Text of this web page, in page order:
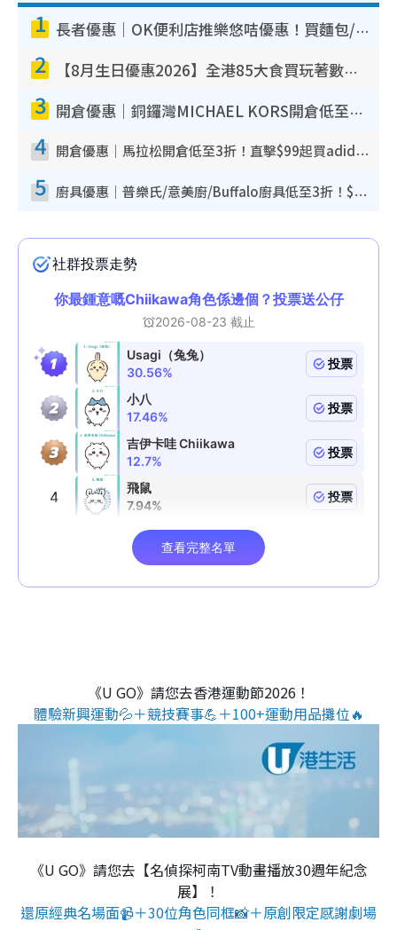
1 長者優惠｜OK便利店推樂悠咭優惠！買麵包/牛奶/保健品拍卡即減
2 【8月生日優惠2026】全港85大食買玩著數攻略 自助餐/火鍋放題同行免費＋誠品/DONKI送現金券
3 開倉優惠｜銅鑼灣MICHAEL KORS開倉低至17折！直擊$500起買手袋/銀包/鞋款 必買經典Jet Set系列
4 開倉優惠｜馬拉松開倉低至3折！直擊$99起買adidas／New Balance／Puma鞋款 STANLEY保溫杯劈價至$119起
5 廚具優惠｜普樂氏/意美廚/Buffalo廚具低至3折！$89起買煎鍋／炒鑊／個人鍋 同場小家電激減至$99起
《U GO》請您去香港運動節2026！
體驗新興運動💦＋競技賽事💪＋100+運動用品攤位🔥
《U GO》請您去【名偵探柯南TV動畫播放30週年紀念
展】！
還原經典名場面📹＋30位角色同框📸＋原創限定感謝劇場